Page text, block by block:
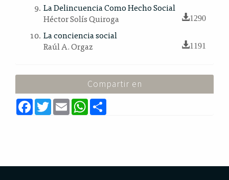
La Delincuencia Como Hecho Social
Héctor Solís Quiroga
1290
La conciencia social
Raúl A. Orgaz
1191
Compartir en
F
a
c
T
w
E
m
a
W
h
a